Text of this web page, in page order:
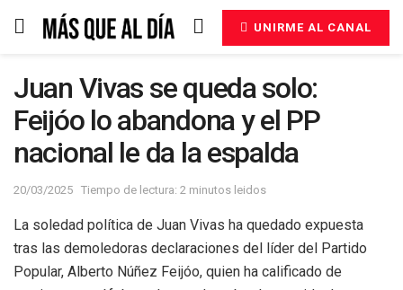
UNIRME AL CANAL
Juan Vivas se queda solo:
Feijóo lo abandona y el PP
nacional le da la espalda
20/03/2025 Tiempo de lectura: 2 minutos leidos
La soledad política de Juan Vivas ha quedado expuesta
tras las demoledoras declaraciones del líder del Partido
Popular, Alberto Núñez Feijóo, quien ha calificado de